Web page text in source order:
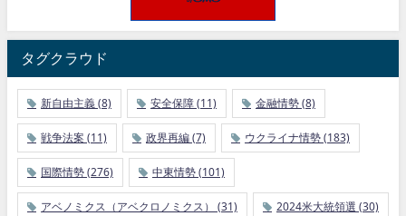
タグクラウド
新自由主義(8) 安全保障(11) 金融情勢(8)
戦争法案 (11) 政界再編(7) ウクライナ情勢(183)
国際情勢(276) 中東情勢(101)
アベノミクス（アベクロノミクス） (31) 2024米大統領選 (30)